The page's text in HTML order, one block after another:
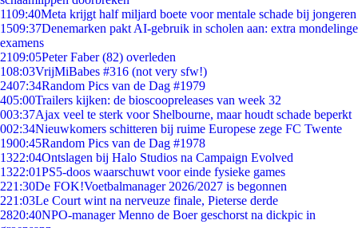
1109:40Meta krijgt half miljard boete voor mentale schade bij jongeren
1509:37Denemarken pakt AI-gebruik in scholen aan: extra mondelinge
examens
2109:05Peter Faber (82) overleden
108:03VrijMiBabes #316 (not very sfw!)
2407:34Random Pics van de Dag #1979
405:00Trailers kijken: de bioscoopreleases van week 32
003:37Ajax veel te sterk voor Shelbourne, maar houdt schade beperkt
002:34Nieuwkomers schitteren bij ruime Europese zege FC Twente
1900:45Random Pics van de Dag #1978
1322:04Ontslagen bij Halo Studios na Campaign Evolved
1322:01PS5-doos waarschuwt voor einde fysieke games
221:30De FOK!Voetbalmanager 2026/2027 is begonnen
221:03Le Court wint na nerveuze finale, Pieterse derde
2820:40NPO-manager Menno de Boer geschorst na dickpic in